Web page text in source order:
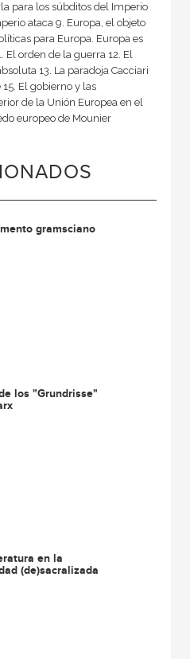
para los súbditos del Imperio
ataca 9. Europa, el objeto
para Europa. Europa es
El orden de la guerra 12. El
13. La paradoja Cacciari
El gobierno y las
de la Unión Europea en el
europeo de Mounier
gramsciano
los "Grundrisse"
en la
(de)sacralizada